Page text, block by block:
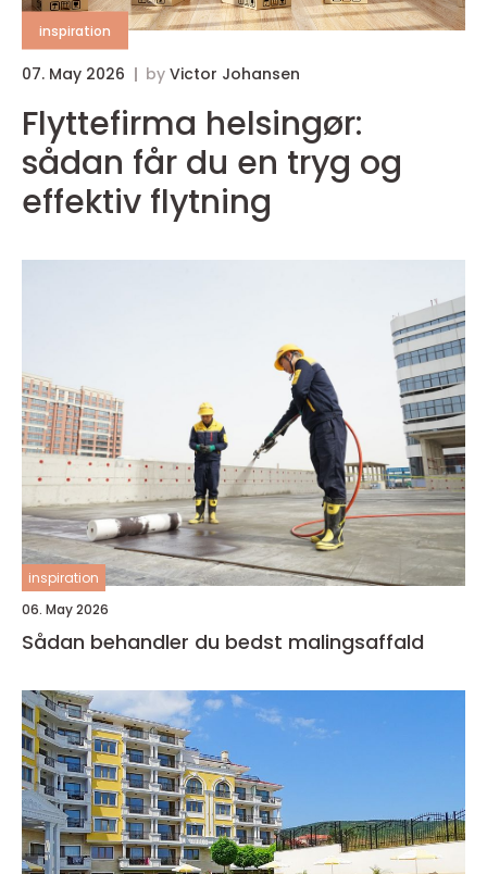
inspiration
07. May 2026 by Victor Johansen
Flyttefirma helsingør:
sådan får du en tryg og
effektiv flytning
inspiration
06. May 2026
Sådan behandler du bedst malingsaffald